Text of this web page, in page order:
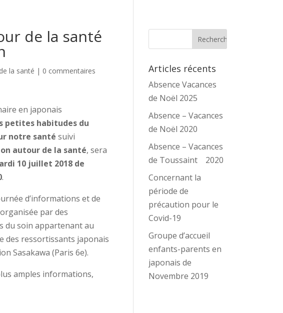
de la santé
la santé | 0 commentaires
en japonais
petites habitudes du
notre santé suivi
autour de la santé, sera
10 juillet 2018 de
.
d’informations et de
par des
du soin appartenant au
des ressortissants japonais
Sasakawa (Paris 6e).
amples informations,
Articles récents
Absence Vacances
de Noël 2025
Absence – Vacances
de Noël 2020
Absence – Vacances
de Toussaint 2020
Concernant la
période de
précaution pour le
Covid-19
Groupe d’accueil
enfants-parents en
japonais de
Novembre 2019